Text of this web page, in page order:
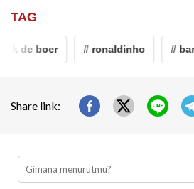
TAG
de boer # ronaldinho #
Share link: